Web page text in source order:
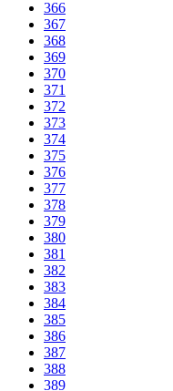
366
367
368
369
370
371
372
373
374
375
376
377
378
379
380
381
382
383
384
385
386
387
388
389